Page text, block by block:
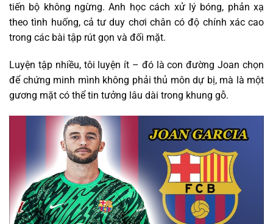
tiến bộ không ngừng. Anh học cách xử lý bóng, phản xạ
theo tình huống, cả tư duy chơi chân có độ chính xác cao
trong các bài tập rút gọn và đối mặt.
Luyện tập nhiều, tôi luyện ít – đó là con đường Joan chọn
để chứng minh mình không phải thủ môn dự bị, mà là một
gương mặt có thể tin tưởng lâu dài trong khung gỗ.